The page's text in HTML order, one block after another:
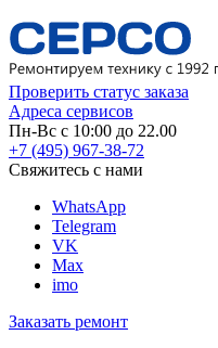
Проверить статус заказа
Адреса сервисов
Пн-Вс с 10:00 до 22.00
+7 (495) 967-38-72
Свяжитесь с нами
WhatsApp
Telegram
VK
Max
imo
Заказать ремонт